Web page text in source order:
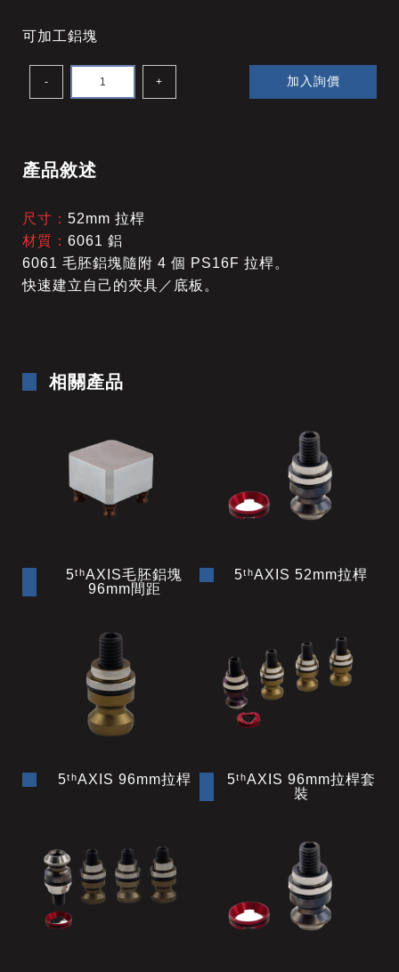
可加工鋁塊
- + 加入詢價
產品敘述
尺寸：52mm 拉桿
材質：6061 鋁
6061 毛胚鋁塊隨附 4 個 PS16F 拉桿。
快速建立自己的夾具／底板。
相關產品
5ᵗʰAXIS毛胚鋁塊
96mm間距
5ᵗʰAXIS 52mm拉桿
5ᵗʰAXIS 96mm拉桿
5ᵗʰAXIS 96mm拉桿套
裝